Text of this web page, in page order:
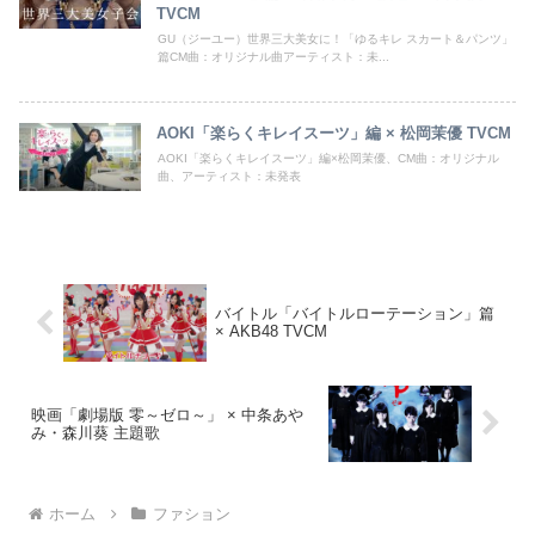
TVCM
GU（ジーユー）世界三大美女に！「ゆるキレ スカート＆パンツ」
篇CM曲：オリジナル曲アーティスト：未...
AOKI「楽らくキレイスーツ」編 × 松岡茉優 TVCM
AOKI「楽らくキレイスーツ」編×松岡茉優、CM曲：オリジナル
曲、アーティスト：未発表
バイトル「バイトルローテーション」篇
× AKB48 TVCM
映画「劇場版 零～ゼロ～」 × 中条あや
み・森川葵 主題歌
ホーム ファション